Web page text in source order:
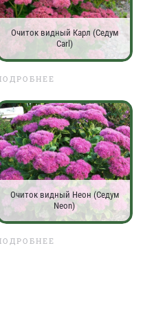
Очиток видный Карл (Седум
Carl)
Очиток видный Неон (Седум
Neon)